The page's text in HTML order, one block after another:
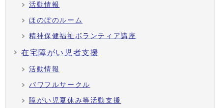
活動情報
ほのぼのルーム
精神保健福祉ボランティア講座
在宅障がい児者支援
活動情報
パワフルサークル
障がい児夏休み等活動支援